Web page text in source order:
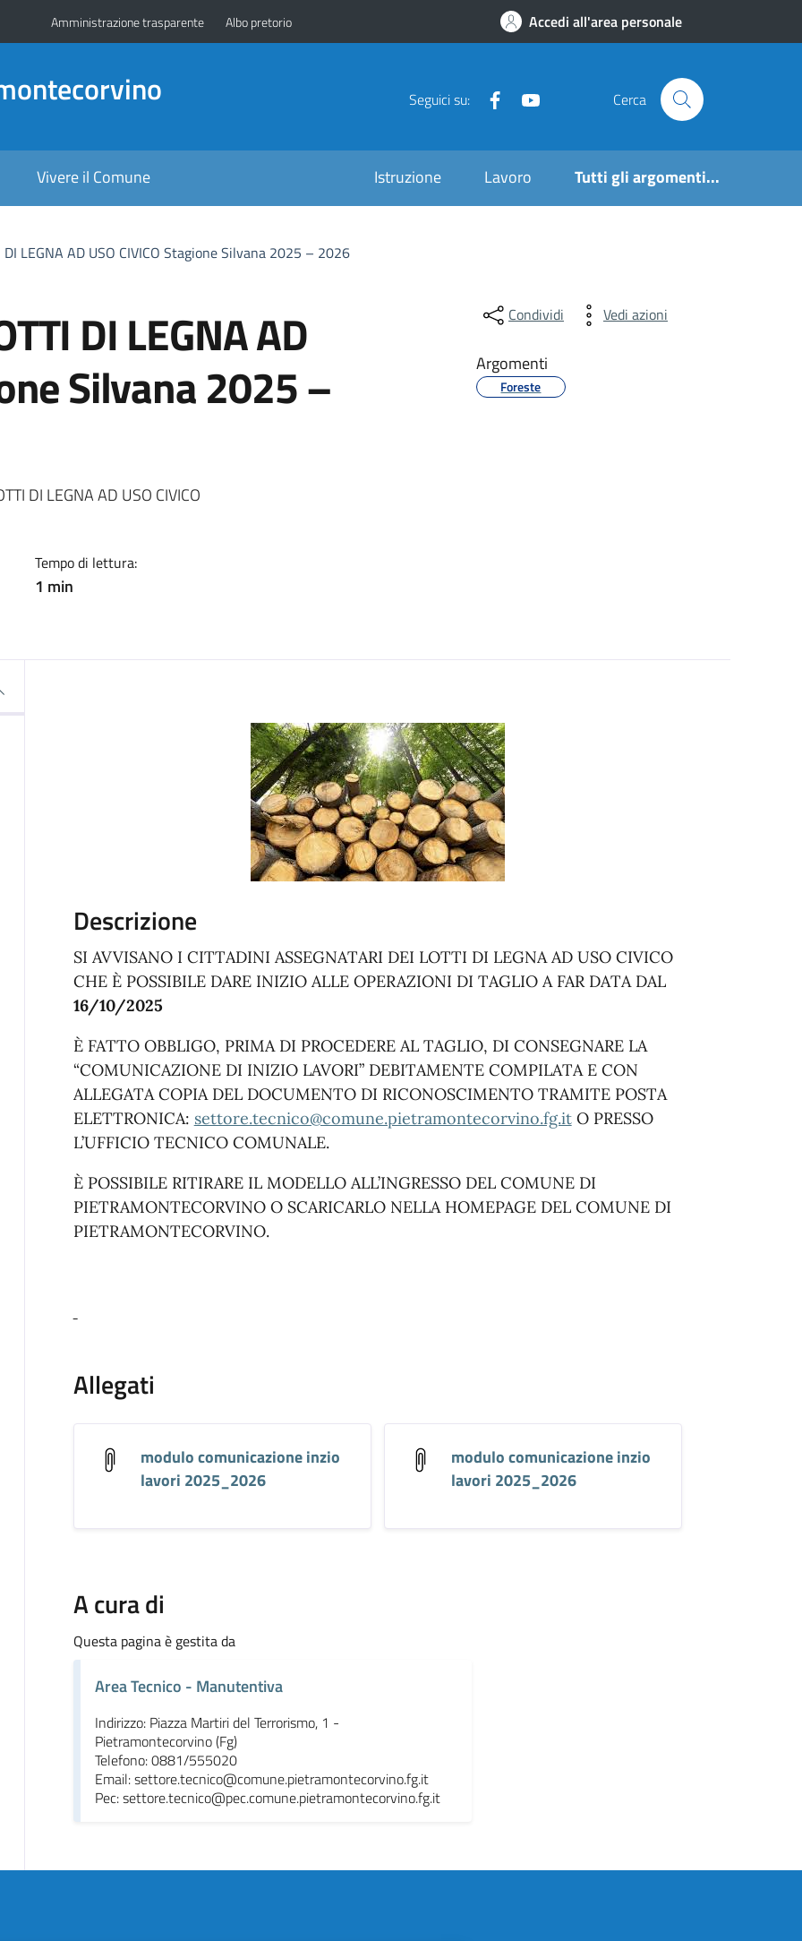
Amministrazione trasparente Albo pretorio Accedi all'area personale
Seguici su: Cerca
Vivere il Comune Istruzione Lavoro Tutti gli argomenti...
DI LEGNA AD USO CIVICO Stagione Silvana 2025 – 2026
DI LEGNA AD
Silvana 2025 –
DI LEGNA AD USO CIVICO
Tempo di lettura:
1 min
Condividi Vedi azioni
Argomenti
Foreste
Descrizione
SI AVVISANO I CITTADINI ASSEGNATARI DEI LOTTI DI LEGNA AD USO CIVICO
CHE È POSSIBILE DARE INIZIO ALLE OPERAZIONI DI TAGLIO A FAR DATA DAL
16/10/2025
È FATTO OBBLIGO, PRIMA DI PROCEDERE AL TAGLIO, DI CONSEGNARE LA
“COMUNICAZIONE DI INIZIO LAVORI” DEBITAMENTE COMPILATA E CON
ALLEGATA COPIA DEL DOCUMENTO DI RICONOSCIMENTO TRAMITE POSTA
ELETTRONICA: settore.tecnico@comune.pietramontecorvino.fg.itO PRESSO
L’UFFICIO TECNICO COMUNALE.
È POSSIBILE RITIRARE IL MODELLO ALL’INGRESSO DEL COMUNE DI
PIETRAMONTECORVINO O SCARICARLO NELLA HOMEPAGE DEL COMUNE DI
PIETRAMONTECORVINO.
Allegati
modulo comunicazione inzio
lavori 2025_2026
modulo comunicazione inzio
lavori 2025_2026
A cura di
Questa pagina è gestita da
Area Tecnico - Manutentiva
Indirizzo: Piazza Martiri del Terrorismo, 1 -
Pietramontecorvino (Fg)
Telefono: 0881/555020
Email: settore.tecnico@comune.pietramontecorvino.fg.it
Pec: settore.tecnico@pec.comune.pietramontecorvino.fg.it